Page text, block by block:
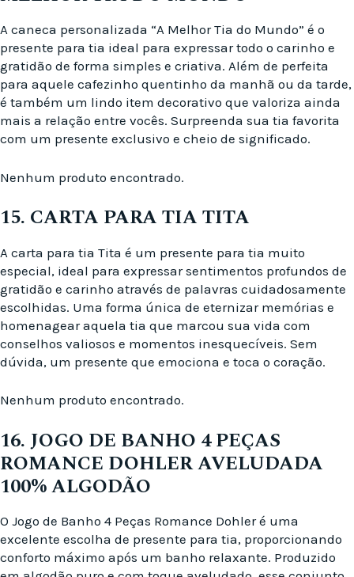
A caneca personalizada “A Melhor Tia do Mundo” é o
presente para tia ideal para expressar todo o carinho e
gratidão de forma simples e criativa. Além de perfeita
para aquele cafezinho quentinho da manhã ou da tarde,
é também um lindo item decorativo que valoriza ainda
mais a relação entre vocês. Surpreenda sua tia favorita
com um presente exclusivo e cheio de significado.
Nenhum produto encontrado.
15. CARTA PARA TIA TITA
A carta para tia Tita é um presente para tia muito
especial, ideal para expressar sentimentos profundos de
gratidão e carinho através de palavras cuidadosamente
escolhidas. Uma forma única de eternizar memórias e
homenagear aquela tia que marcou sua vida com
conselhos valiosos e momentos inesquecíveis. Sem
dúvida, um presente que emociona e toca o coração.
Nenhum produto encontrado.
16. JOGO DE BANHO 4 PEÇAS
ROMANCE DOHLER AVELUDADA
100% ALGODÃO
O Jogo de Banho 4 Peças Romance Dohler é uma
excelente escolha de presente para tia, proporcionando
conforto máximo após um banho relaxante. Produzido